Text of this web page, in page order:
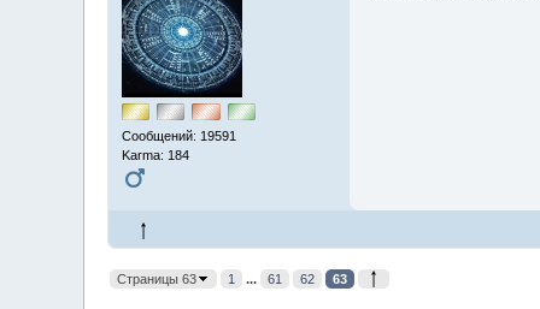
Сообщений: 19591
Karma: 184
Страницы 63 1 ... 61 62 63